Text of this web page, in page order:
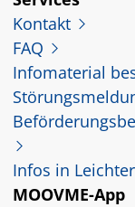
Kontakt
FAQ
Infomaterial
Infos in
MOOVME-App